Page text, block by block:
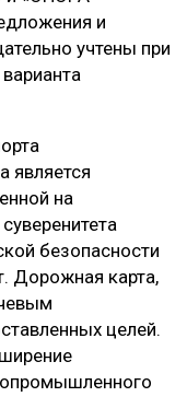
и
учтены при
является
на
безопасности
Дорожная карта,
целей.